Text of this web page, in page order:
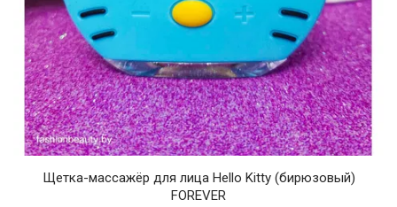
Щетка-массажёр для лица Hello Kitty (бирюзовый)
FOREVER